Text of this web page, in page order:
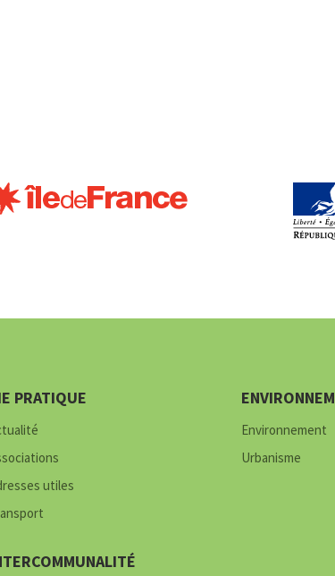
PRATIQUE
utiles
Environnement
Urbanisme